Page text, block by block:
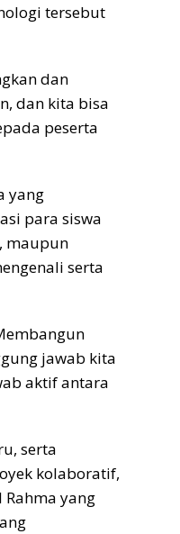
tersebut
dan
dan kita bisa
peserta
yang
para siswa
maupun
serta
jawab kita
aktif antara
serta
kolaboratif,
yang